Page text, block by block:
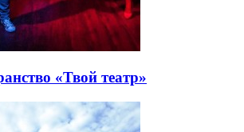
«Твой театр»